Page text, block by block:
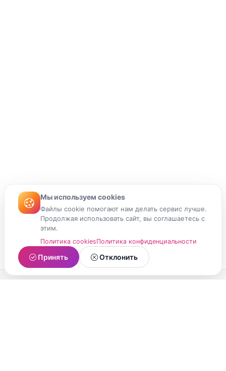
Мы используем cookies
Файлы cookie помогают нам делать сервис лучше.
Продолжая использовать сайт, вы соглашаетесь с
этим.
Политика cookiesПолитика конфиденциальности
Принять Отклонить